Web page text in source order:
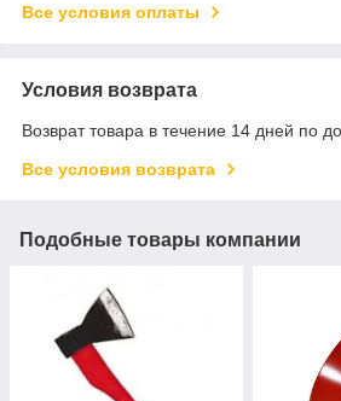
Все условия оплаты
Условия возврата
Возврат товара в течение 14 дней по
Все условия возврата
Подобные товары компании